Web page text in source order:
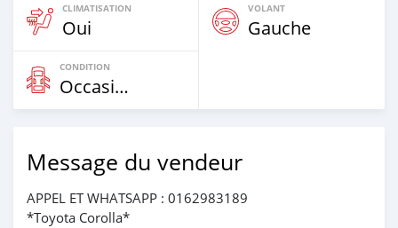
CLIMATISATION
Oui
VOLANT
Gauche
CONDITION
Occasion
Message du vendeur
APPEL ET WHATSAPP : 0162983189
*Toyota Corolla*